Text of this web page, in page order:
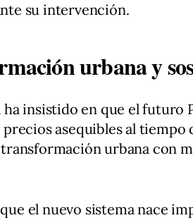
su intervención.
urbana y
insistido en que el futuro
precios asequibles al
urbana con
el nuevo sistema nace